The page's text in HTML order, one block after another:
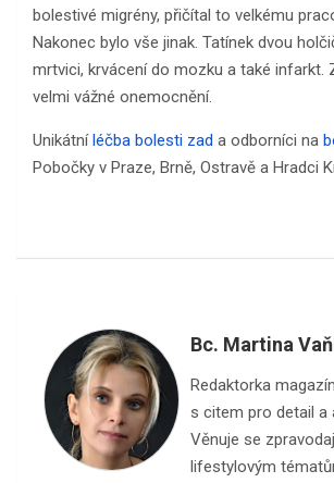
bolestivé migrény, přičítal to velkému
Nakonec bylo vše jinak. Tatínek dvou
mrtvici, krvácení do mozku a také infarkt.
velmi vážné onemocnění.
Unikátníléčba bolesti zad a odborníci na
Pobočky v Praze, Brně, Ostravě a Hradci
Bc. Martina
Redaktorka
s citem pro detail a
Věnuje se
lifestylovým